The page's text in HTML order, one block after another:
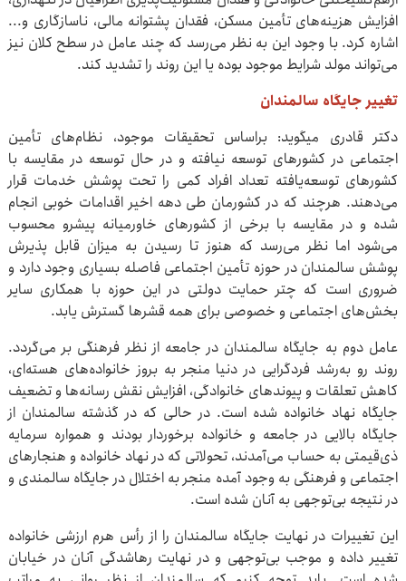
افزایش هزینه‌های تأمین مسکن، فقدان پشتوانه مالی، ناسازگاری و...
اشاره کرد. با وجود این به نظر می‌رسد که چند عامل در سطح کلان نیز
می‌تواند مولد شرایط موجود بوده یا این روند را تشدید کند.
تغییر جایگاه سالمندان
دکتر قادری می‎گوید: براساس تحقیقات موجود، نظام‌های تأمین
اجتماعی در کشورهای توسعه نیافته و در حال توسعه در مقایسه با
کشورهای توسعه‌یافته تعداد افراد کمی را تحت پوشش خدمات قرار
می‌دهند. هرچند که در کشورمان طی دهه اخیر اقدامات خوبی انجام
شده و در مقایسه با برخی از کشورهای خاورمیانه پیشرو محسوب
می‌شود اما نظر می‌رسد که هنوز تا رسیدن به میزان قابل پذیرش
پوشش سالمندان در حوزه تأمین اجتماعی فاصله بسیاری وجود دارد و
ضروری است که چتر حمایت دولتی در این حوزه با همکاری سایر
بخش‌های اجتماعی و خصوصی برای همه قشرها گسترش یابد.
عامل دوم به جایگاه سالمندان در جامعه از نظر فرهنگی بر می‌گردد.
روند رو به‌رشد فردگرایی در دنیا منجر به بروز خانواده‌های هسته‌ای،
کاهش تعلقات و پیوندهای خانوادگی، افزایش نقش رسانه‌ها و تضعیف
جایگاه نهاد خانواده شده است. در حالی که در گذشته سالمندان از
جایگاه بالایی در جامعه و خانواده برخوردار بودند و همواره سرمایه
ذی‌قیمتی به حساب می‌آمدند، تحولاتی که در نهاد خانواده و هنجارهای
اجتماعی و فرهنگی به وجود آمده منجر به اختلال در جایگاه سالمندی و
در نتیجه بی‌توجهی به آنان شده است.
این تغییرات در نهایت جایگاه سالمندان را از رأس هرم ارزشی خانواده
تغییر داده و موجب بی‌توجهی و در نهایت رهاشدگی آنان در خیابان